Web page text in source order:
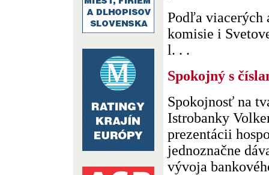
Podľa viacerých
komisie i
l. . .
Spokojný s
Spokojnosť na
Istrobanky
prezentácii
jednoznačne
vývoja